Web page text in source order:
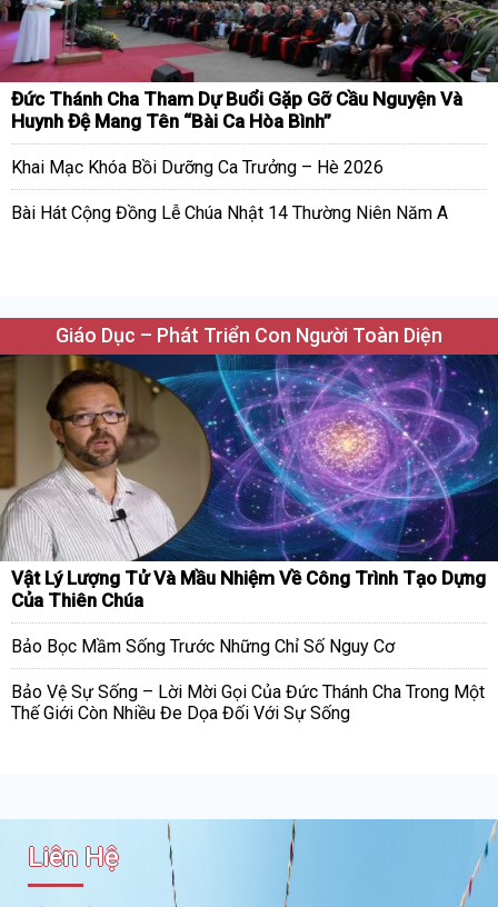
Đức Thánh Cha Tham Dự Buổi Gặp Gỡ Cầu Nguyện Và
Huynh Đệ Mang Tên “Bài Ca Hòa Bình”
Khai Mạc Khóa Bồi Dưỡng Ca Trưởng – Hè 2026
Bài Hát Cộng Đồng Lễ Chúa Nhật 14 Thường Niên Năm A
Giáo Dục – Phát Triển Con Người Toàn Diện
Vật Lý Lượng Tử Và Mầu Nhiệm Về Công Trình Tạo Dựng
Của Thiên Chúa
Bảo Bọc Mầm Sống Trước Những Chỉ Số Nguy Cơ
Bảo Vệ Sự Sống – Lời Mời Gọi Của Đức Thánh Cha Trong Một
Thế Giới Còn Nhiều Đe Dọa Đối Với Sự Sống
Liên Hệ